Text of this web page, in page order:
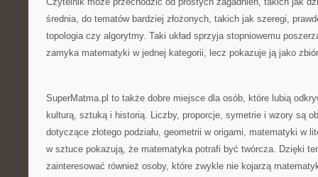
średnia, do tematów bardziej złożonych, takich jak szeregi,
topologia czy algorytmy. Taki układ sprzyja stopniowemu
zamyka matematyki w jednej kategorii, lecz pokazuje ją jako
SuperMatma.pl to także dobre miejsce dla osób, które lubią
kulturą, sztuką i historią. Liczby, proporcje, symetrie i wzory są
dotyczące złotego podziału, geometrii w origami, matematyki w
w sztuce pokazują, że matematyka potrafi być twórcza. Dzięki
zainteresować również osoby, które zwykle nie kojarzą